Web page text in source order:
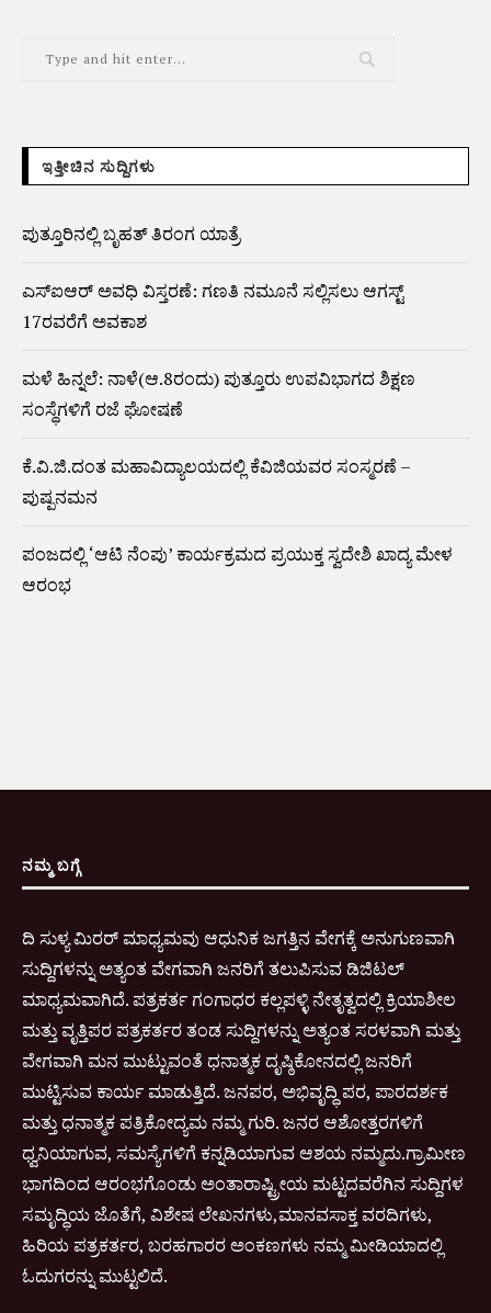
ಇತ್ತೀಚಿನ ಸುದ್ದಿಗಳು
ಪುತ್ತೂರಿನಲ್ಲಿ ಬೃಹತ್ ತಿರಂಗ ಯಾತ್ರೆ
ಎಸ್‌ಐಆರ್‌ ಅವಧಿ ವಿಸ್ತರಣೆ: ಗಣತಿ ನಮೂನೆ ಸಲ್ಲಿಸಲು ಆಗಸ್ಟ್‌
17ರವರೆಗೆ ಅವಕಾಶ
ಮಳೆ ಹಿನ್ನಲೆ: ನಾಳೆ(ಆ.8ರಂದು) ಪುತ್ತೂರು ಉಪವಿಭಾಗದ ಶಿಕ್ಷಣ
ಸಂಸ್ಥೆಗಳಿಗೆ ರಜೆ ಘೋಷಣೆ
ಕೆ.ವಿ.ಜಿ.ದಂತ ಮಹಾವಿದ್ಯಾಲಯದಲ್ಲಿ ಕೆವಿಜಿಯವರ ಸಂಸ್ಮರಣೆ –
ಪುಷ್ಪನಮನ
ಪಂಜದಲ್ಲಿ ‘ಆಟಿ ನೆಂಪು’ ಕಾರ್ಯಕ್ರಮದ ಪ್ರಯುಕ್ತ ಸ್ವದೇಶಿ ಖಾದ್ಯ ಮೇಳ
ಆರಂಭ
ನಮ್ಮ ಬಗ್ಗೆ
ದಿ ಸುಳ್ಯ ಮಿರರ್ ಮಾಧ್ಯಮವು ಆಧುನಿಕ ಜಗತ್ತಿನ ವೇಗಕ್ಕೆ ಅನುಗುಣವಾಗಿ
ಸುದ್ದಿಗಳನ್ನು ಅತ್ಯಂತ ವೇಗವಾಗಿ ಜನರಿಗೆ ತಲುಪಿಸುವ ಡಿಜಿಟಲ್
ಮಾಧ್ಯಮವಾಗಿದೆ. ಪತ್ರಕರ್ತ ಗಂಗಾಧರ ಕಲ್ಲಪಳ್ಳಿ ನೇತೃತ್ವದಲ್ಲಿ ಕ್ರಿಯಾಶೀಲ
ಮತ್ತು ವೃತ್ತಿಪರ ಪತ್ರಕರ್ತರ ತಂಡ ಸುದ್ದಿಗಳನ್ನು ಅತ್ಯಂತ ಸರಳವಾಗಿ ಮತ್ತು
ವೇಗವಾಗಿ ಮನ ಮುಟ್ಟುವಂತೆ ಧನಾತ್ಮಕ ದೃಷ್ಠಿಕೋನದಲ್ಲಿ ಜನರಿಗೆ
ಮುಟ್ಟಿಸುವ ಕಾರ್ಯ ಮಾಡುತ್ತಿದೆ. ಜನಪರ, ಅಭಿವೃದ್ಧಿ ಪರ, ಪಾರದರ್ಶಕ
ಮತ್ತು ಧನಾತ್ಮಕ ಪತ್ರಿಕೋದ್ಯಮ ನಮ್ಮ ಗುರಿ. ಜನರ ಆಶೋತ್ತರಗಳಿಗೆ
ಧ್ವನಿಯಾಗುವ, ಸಮಸ್ಯೆಗಳಿಗೆ ಕನ್ನಡಿಯಾಗುವ ಆಶಯ ನಮ್ಮದು.ಗ್ರಾಮೀಣ
ಭಾಗದಿಂದ ಆರಂಭಗೊಂಡು ಅಂತಾರಾಷ್ಟ್ರೀಯ ಮಟ್ಟದವರೆಗಿನ ಸುದ್ದಿಗಳ
ಸಮೃದ್ಧಿಯ ಜೊತೆಗೆ, ವಿಶೇಷ ಲೇಖನಗಳು,ಮಾನವಸಾಕ್ತ ವರದಿಗಳು,
ಹಿರಿಯ ಪತ್ರಕರ್ತರ, ಬರಹಗಾರರ ಅಂಕಣಗಳು ನಮ್ಮ ಮೀಡಿಯಾದಲ್ಲಿ
ಓದುಗರನ್ನು ಮುಟ್ಟಲಿದೆ.